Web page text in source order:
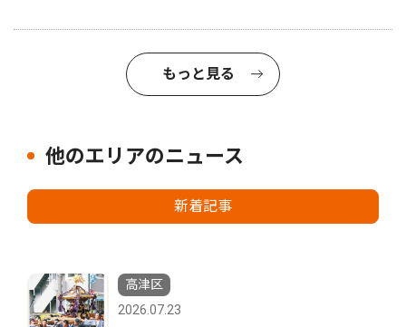
もっと見る
他のエリアのニュース
新着記事
高津区
2026.07.23